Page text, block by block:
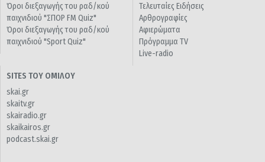
Όροι διεξαγωγής του ραδ/κού
παιχνιδιού "ΣΠΟΡ FM Quiz"
Όροι διεξαγωγής του ραδ/κού
παιχνιδιού "Sport Quiz"
Τελευταίες Ειδήσεις
Αρθρογραφίες
Αφιερώματα
Πρόγραμμα TV
Live-radio
SITES ΤΟΥ ΟΜΙΛΟΥ
skai.gr
skaitv.gr
skairadio.gr
skaikairos.gr
podcast.skai.gr